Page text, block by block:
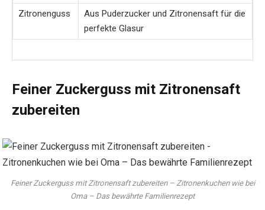
Zitronenguss
Aus Puderzucker und Zitronensaft für die
perfekte Glasur
Feiner Zuckerguss mit Zitronensaft
zubereiten
Feiner Zuckerguss mit Zitronensaft zubereiten – Zitronenkuchen wie bei
Oma – Das bewährte Familienrezept